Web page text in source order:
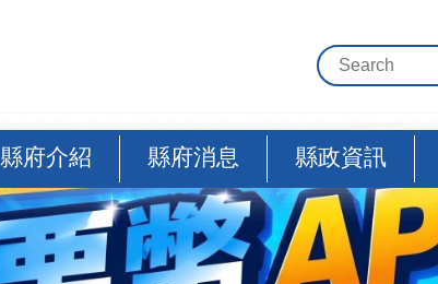
縣府介紹 縣府消息 縣政資訊